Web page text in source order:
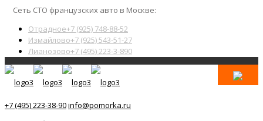
Сеть СТО французских авто в Москве:
Отрадное+7 (925) 748-88-52
Измайлово+7 (925) 543-51-27
Лианозово+7 (495) 223-3-890
+7 (495) 223-38-90info@pomorka.ru